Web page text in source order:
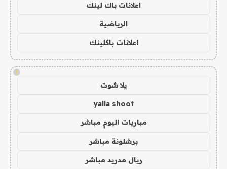
اعلانات باك لينك
الرياضية
اعلانات باكلينك
!
يلا شوت
yalla shoot
مباريات اليوم مباشر
برشلونة مباشر
ريال مدريد مباشر